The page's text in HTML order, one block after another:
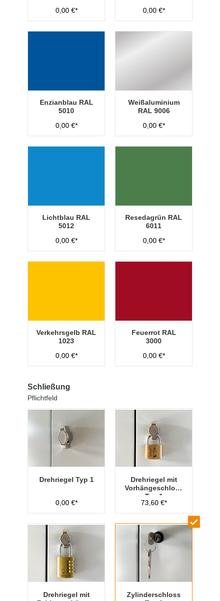
0,00 €*
0,00 €*
Enzianblau RAL
5010
0,00 €*
Weißaluminium
RAL 9006
0,00 €*
Lichtblau RAL
5012
0,00 €*
Resedagrün RAL
6011
0,00 €*
Verkehrsgelb RAL
1023
0,00 €*
Feuerrot RAL
3000
0,00 €*
Schließung
Pflichtfeld
Drehriegel Typ 1
0,00 €*
Drehriegel mit
Vorhängeschloss
Typ 1
73,60 €*
Drehriegel mit
Zylinderschloss